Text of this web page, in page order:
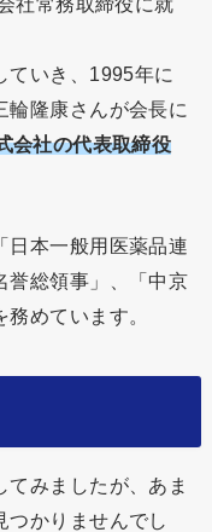
ていき、1995年に
輪隆康さんが会長に
会社の代表取締役
日本一般用医薬品連
誉総領事」、「中京
めています。
みましたが、あま
つかりませんでし